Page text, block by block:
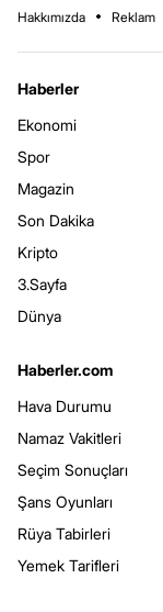
Hakkımızda Reklam
Haberler
Ekonomi
Spor
Magazin
Son Dakika
Kripto
3.Sayfa
Dünya
Haberler.com
Hava Durumu
Namaz Vakitleri
Seçim Sonuçları
Şans Oyunları
Rüya Tabirleri
Yemek Tarifleri